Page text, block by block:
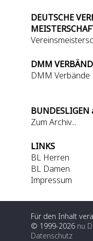
DEUTSCHE
DMM
DMM Verbände
BUNDESLIGEN
Zum Archiv...
LINKS
BL Herren
BL Damen
Impressum
Für den Inhalt
© 1999-2026 nu
Datenschutz